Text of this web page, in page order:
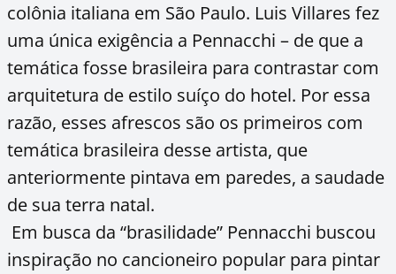
colônia italiana em São Paulo. Luis Villares fez
uma única exigência a Pennacchi – de que a
temática fosse brasileira para contrastar com
arquitetura de estilo suíço do hotel. Por essa
razão, esses afrescos são os primeiros com
temática brasileira desse artista, que
anteriormente pintava em paredes, a saudade
de sua terra natal.
Em busca da “brasilidade” Pennacchi buscou
inspiração no cancioneiro popular para pintar